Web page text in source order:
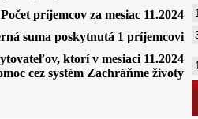
Počet príjemcov za mesiac 11.2024
suma poskytnutá 1 príjemcovi
ktorí v mesiaci 11.2024
cez systém Zachráňme životy